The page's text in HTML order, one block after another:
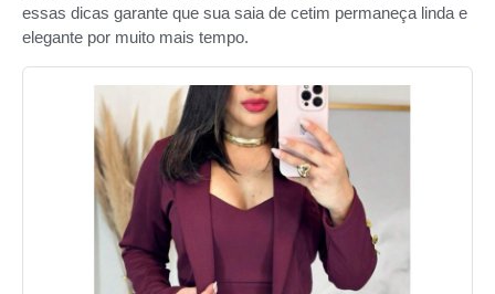
essas dicas garante que sua saia de cetim permaneça linda e
elegante por muito mais tempo.